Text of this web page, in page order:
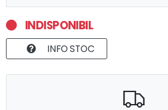
INDISPONIBIL
INFO STOC